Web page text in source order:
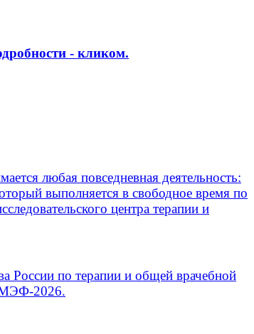
- кликом.
любая повседневная деятельность:
выполняется в свободное время по
центра терапии и
России по терапии и общей врачебной
2026.